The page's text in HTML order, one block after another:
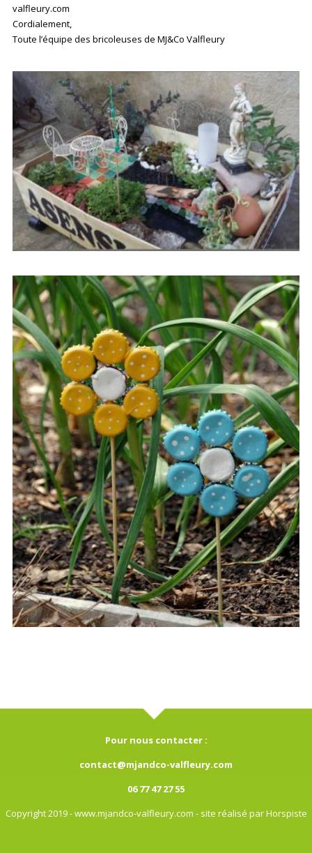
valfleury.com
Cordialement,
Toute l’équipe des bricoleuses de MJ&Co Valfleury
Pour nous contacter :
contact@mjandco-valfleury.com
06 77 47 27 55
Copyright 2019 - www.mjandco-valfleury.com - site réalisé par Horspiste